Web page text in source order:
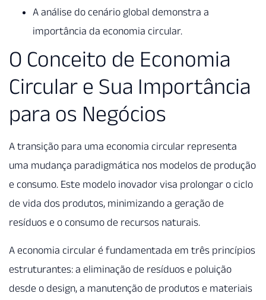
A análise do cenário global demonstra a
importância da economia circular.
O Conceito de Economia
Circular e Sua Importância
para os Negócios
A transição para uma economia circular representa
uma mudança paradigmática nos modelos de produção
e consumo. Este modelo inovador visa prolongar o ciclo
de vida dos produtos, minimizando a geração de
resíduos e o consumo de recursos naturais.
A economia circular é fundamentada em três princípios
estruturantes: a eliminação de resíduos e poluição
desde o design, a manutenção de produtos e materiais